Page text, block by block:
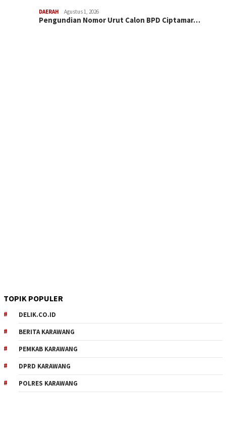
DAERAH Agustus 1, 2026
Pengundian Nomor Urut Calon BPD Ciptamar…
TOPIK POPULER
DELIK.CO.ID
BERITA KARAWANG
PEMKAB KARAWANG
DPRD KARAWANG
POLRES KARAWANG